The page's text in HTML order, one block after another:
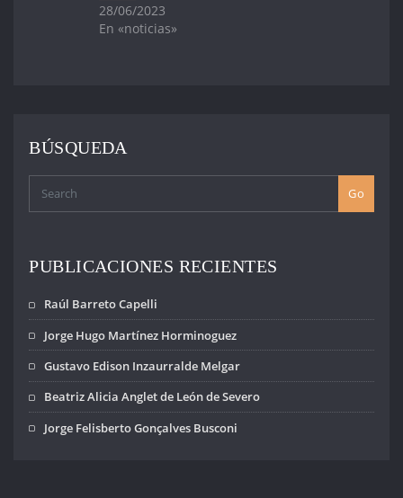
28/06/2023
En «noticias»
BÚSQUEDA
Go
PUBLICACIONES RECIENTES
Raúl Barreto Capelli
Jorge Hugo Martínez Horminoguez
Gustavo Edison Inzaurralde Melgar
Beatriz Alicia Anglet de León de Severo
Jorge Felisberto Gonçalves Busconi